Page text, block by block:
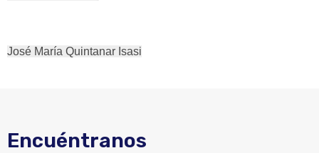
José María Quintanar Isasi
Encuéntranos